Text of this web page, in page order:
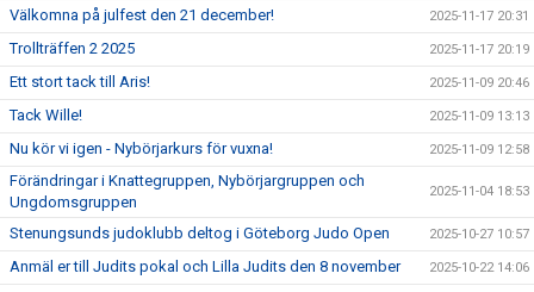
Välkomna på julfest den 21 december! 2025-11-17 20:31
Trollträffen 2 2025 2025-11-17 20:19
Ett stort tack till Aris! 2025-11-09 20:46
Tack Wille! 2025-11-09 13:13
Nu kör vi igen - Nybörjarkurs för vuxna! 2025-11-09 12:58
Förändringar i Knattegruppen, Nybörjargruppen och
Ungdomsgruppen
2025-11-04 18:53
Stenungsunds judoklubb deltog i Göteborg Judo Open 2025-10-27 10:57
Anmäl er till Judits pokal och Lilla Judits den 8 november 2025-10-22 14:06